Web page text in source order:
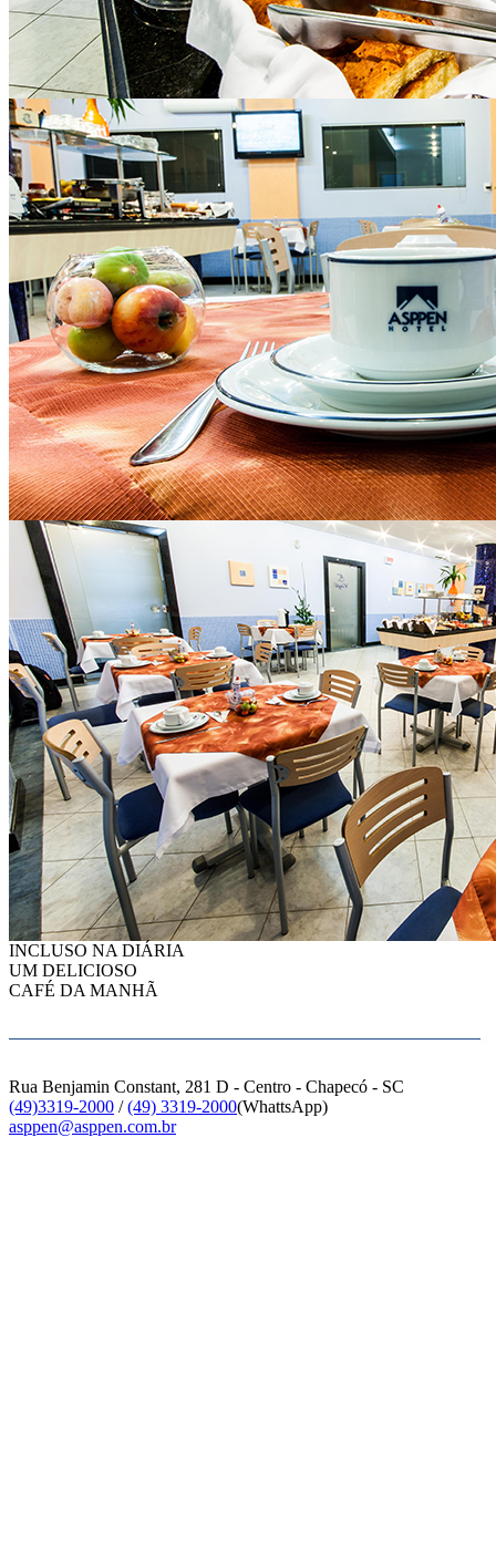
INCLUSO NA DIÁRIA
UM DELICIOSO
CAFÉ DA MANHÃ
Rua Benjamin Constant, 281 D - Centro - Chapecó - SC
(49)3319-2000 /(49) 3319-2000(WhattsApp)
asppen@asppen.com.br